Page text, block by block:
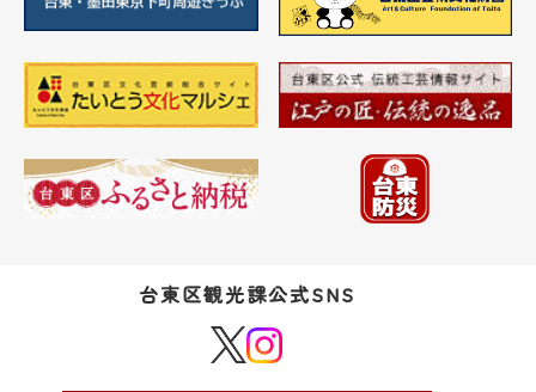
台東区観光課公式SNS